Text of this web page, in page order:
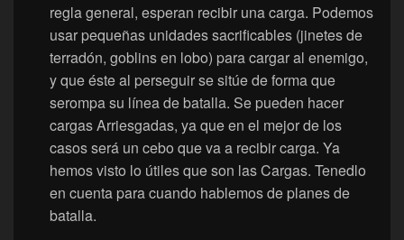
regla general, esperan recibir una carga. Podemos
usar pequeñas unidades sacrificables (jinetes de
terradón, goblins en lobo) para cargar al enemigo,
y que éste al perseguir se sitúe de forma que
serompa su línea de batalla. Se pueden hacer
cargas Arriesgadas, ya que en el mejor de los
casos será un cebo que va a recibir carga. Ya
hemos visto lo útiles que son las Cargas. Tenedlo
en cuenta para cuando hablemos de planes de
batalla.